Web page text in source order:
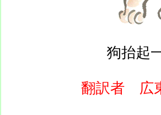
狗抬起
翻訳者 広